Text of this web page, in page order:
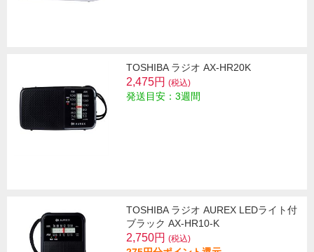
TOSHIBA ラジオ AX-HR20K
2,475円 (税込)
発送目安：3週間
TOSHIBA ラジオ AUREX LEDライト付
ブラック AX-HR10-K
2,750円 (税込)